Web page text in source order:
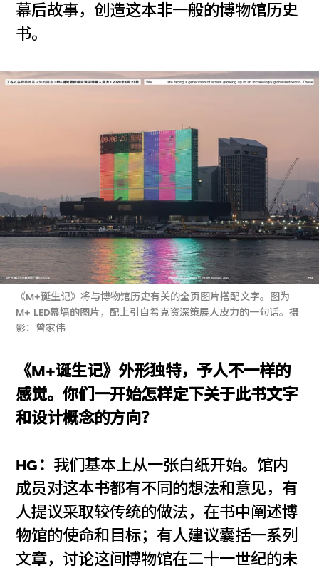
幕后故事，创造这本非一般的博物馆历史
书。
《M+诞生记》将与博物馆历史有关的全页图片搭配文字。图为
M+ LED幕墙的图片，配上引自希克资深策展人皮力的一句话。摄
影：曾家伟
《M+诞生记》外形独特，予人不一样的
感觉。你们一开始怎样定下关于此书文字
和设计概念的方向？
HG： 我们基本上从一张白纸开始。馆内
成员对这本书都有不同的想法和意见，有
人提议采取较传统的做法，在书中阐述博
物馆的使命和目标；有人建议囊括一系列
文章，讨论这间博物馆在二十一世纪的未